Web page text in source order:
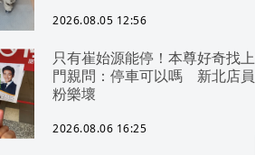
2026.08.05 12:56
只有崔始源能停！本尊好奇找上
門親問：停車可以嗎 新北店員
粉樂壞
2026.08.06 16:25